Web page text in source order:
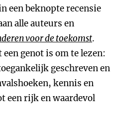
een beknopte recensie
alle auteurs en
voor de toekomst.
genot is om te lezen:
geschreven en
kennis en
een rijk en waardevol